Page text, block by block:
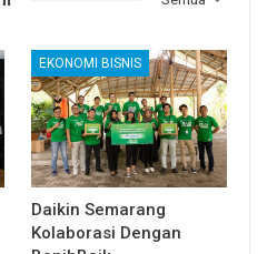
EKONOMI BISNIS
Daikin Semarang
Kolaborasi Dengan